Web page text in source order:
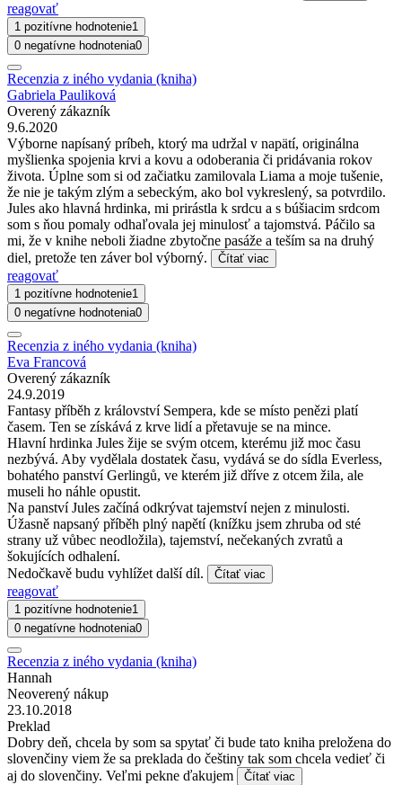
reagovať
1 pozitívne hodnotenie1
0 negatívne hodnotenia0
Recenzia z iného vydania (kniha)
Gabriela Pauliková
Overený zákazník
9.6.2020
Výborne napísaný príbeh, ktorý ma udržal v napätí, originálna
myšlienka spojenia krvi a kovu a odoberania či pridávania rokov
života. Úplne som si od začiatku zamilovala Liama a moje tušenie,
že nie je takým zlým a sebeckým, ako bol vykreslený, sa potvrdilo.
Jules ako hlavná hrdinka, mi prirástla k srdcu a s búšiacim srdcom
som s ňou pomaly odhaľovala jej minulosť a tajomstvá. Páčilo sa
mi, že v knihe neboli žiadne zbytočne pasáže a teším sa na druhý
diel, pretože ten záver bol výborný.
Čítať viac
reagovať
1 pozitívne hodnotenie1
0 negatívne hodnotenia0
Recenzia z iného vydania (kniha)
Eva Francová
Overený zákazník
24.9.2019
Fantasy příběh z království Sempera, kde se místo penězi platí
časem. Ten se získává z krve lidí a přetavuje se na mince.
Hlavní hrdinka Jules žije se svým otcem, kterému již moc času
nezbývá. Aby vydělala dostatek času, vydává se do sídla Everless,
bohatého panství Gerlingů, ve kterém již dříve z otcem žila, ale
museli ho náhle opustit.
Na panství Jules začíná odkrývat tajemství nejen z minulosti.
Úžasně napsaný příběh plný napětí (knížku jsem zhruba od sté
strany už vůbec neodložila), tajemství, nečekaných zvratů a
šokujících odhalení.
Nedočkavě budu vyhlížet další díl.
Čítať viac
reagovať
1 pozitívne hodnotenie1
0 negatívne hodnotenia0
Recenzia z iného vydania (kniha)
Hannah
Neoverený nákup
23.10.2018
Preklad
Dobry deň, chcela by som sa spytať či bude tato kniha preložena do
slovenčiny viem že sa preklada do češtiny tak som chcela vedieť či
aj do slovenčiny. Veľmi pekne ďakujem
Čítať viac